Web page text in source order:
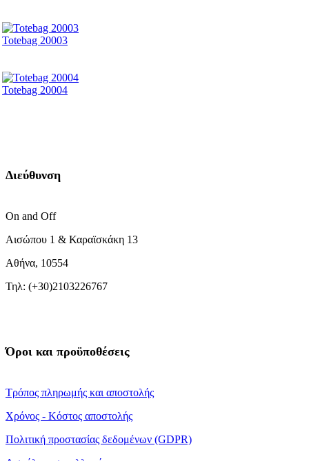
Totebag 20003
Totebag 20004
Διεύθυνση
On and Off
Αισώπου 1 & Καραϊσκάκη 13
Αθήνα, 10554
Τηλ: (+30)2103226767
Όροι και προϋποθέσεις
Τρόπος πληρωμής και αποστολής
Χρόνος - Κόστος αποστολής
Πολιτική προστασίας δεδομένων (GDPR)